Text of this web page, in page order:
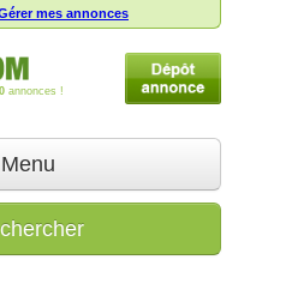
mes annonces
annonces !
Menu
annonce